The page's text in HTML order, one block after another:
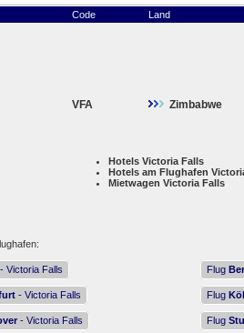
Code Land
VFA Zimbabwe
Hotels Victoria Falls
Hotels am Flughafen
Mietwagen Victoria Falls
- Victoria Falls Flug
- Victoria Falls Flug
- Victoria Falls Flug